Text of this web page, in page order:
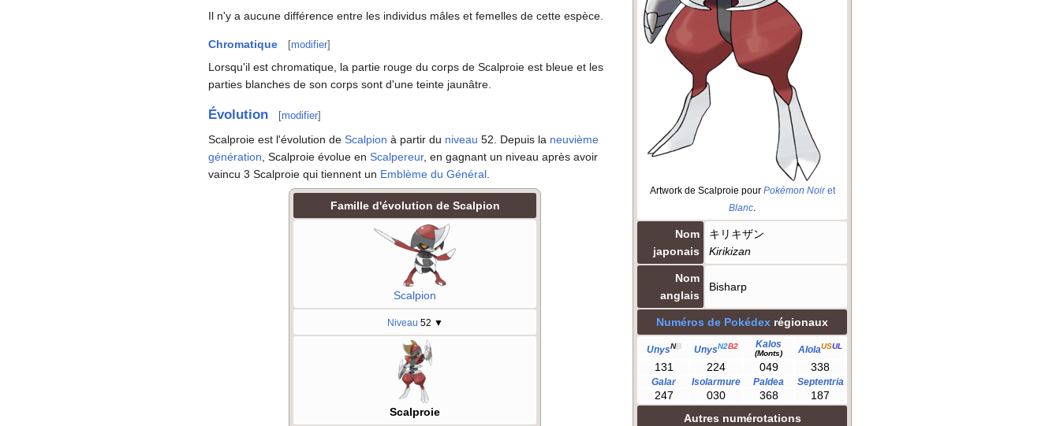
Artwork de Scalproie pour Pokémon Noiret
Blanc
Nom
japonais
キリキザン
Kirikizan
Nom
anglais
Bisharp
Numéros de Pokédex régionaux
UnysNB UnysN2B2 Kalos
(Monts) AlolaUSUL
131 224 049 338
Galar Isolarmure Paldea Septentria
247 030 368
187
Autres numérotations
Il n'y a aucune différence entre les individus mâles et femelles de cette espèce.
Chromatique [modifier]
Lorsqu'il est chromatique, la partie rouge du corps de Scalproie est bleue et les
parties blanches de son corps sont d'une teinte jaunâtre.
Évolution [modifier]
Scalproie est l'évolution de Scalpion à partir du niveau 52. Depuis la neuvième
génération , Scalproie évolue en Scalpereur, en gagnant un niveau après avoir
vaincu 3 Scalproie qui tiennent un Emblème du Général
Famille d'évolution de Scalpion
Scalpion
Niveau 52 ▼
Scalproie